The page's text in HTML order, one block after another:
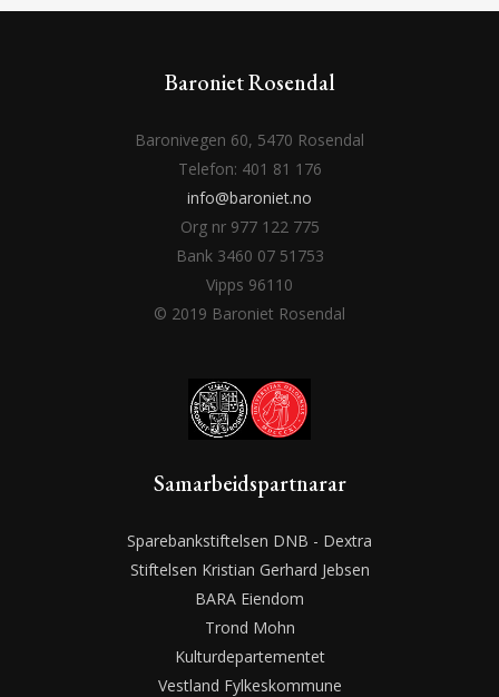
Baroniet Rosendal
Baronivegen 60, 5470 Rosendal
Telefon: 401 81 176
info@baroniet.no
Org nr 977 122 775
Bank 3460 07 51753
Vipps 96110
© 2019 Baroniet Rosendal
Samarbeidspartnarar
Sparebankstiftelsen DNB - Dextra
Stiftelsen Kristian Gerhard Jebsen
BARA Eiendom
Trond Mohn
Kulturdepartementet
Vestland Fylkeskommune